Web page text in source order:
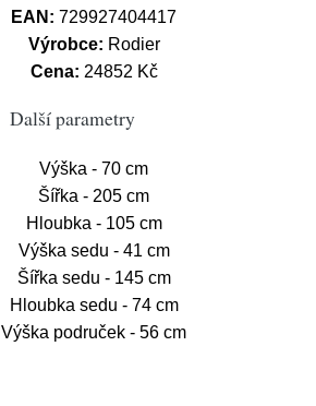
EAN: 729927404417
Výrobce: Rodier
Cena: 24852 Kč
Další parametry
Výška - 70 cm
Šířka - 205 cm
Hloubka - 105 cm
Výška sedu - 41 cm
Šířka sedu - 145 cm
Hloubka sedu - 74 cm
Výška područek - 56 cm